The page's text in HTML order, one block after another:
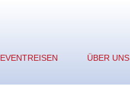
EVENTREISEN ÜBER UNS